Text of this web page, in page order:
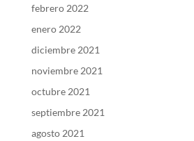
febrero 2022
enero 2022
diciembre 2021
noviembre 2021
octubre 2021
septiembre 2021
agosto 2021